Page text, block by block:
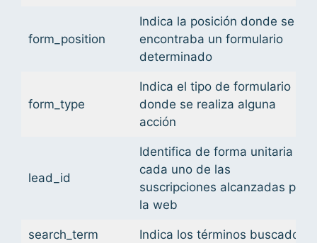
form_position
Indica la posición donde se
encontraba un formulario
determinado
form_type
Indica el tipo de formulario
donde se realiza alguna
acción
lead_id
Identifica de forma unitaria
cada uno de las
suscripciones alcanzadas por
la web
search_term Indica los términos buscados